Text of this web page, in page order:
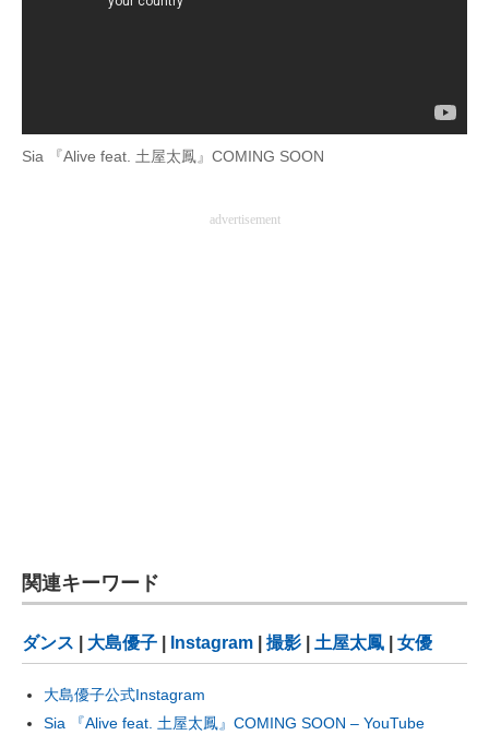
Sia 『Alive feat. 土屋太鳳』COMING SOON
advertisement
関連キーワード
ダンス 大島優子 Instagram 撮影 土屋太鳳 女優
大島優子公式Instagram
Sia 『Alive feat. 土屋太鳳』COMING SOON – YouTube